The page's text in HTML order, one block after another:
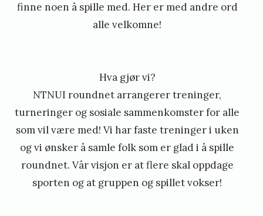
n
finne noen å spille med. Her er med andre ord
alle velkomne!
Hva gjør vi?
NTNUI roundnet arrangerer treninger,
turneringer og sosiale sammenkomster for alle
som vil være med! Vi har faste treninger i uken
og vi ønsker å samle folk som er glad i å spille
roundnet. Vår visjon er at flere skal oppdage
sporten og at gruppen og spillet vokser!